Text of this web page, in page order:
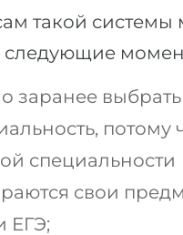
такой
следующие
заранее выбрать
потому
специальности
свои
ЕГЭ;